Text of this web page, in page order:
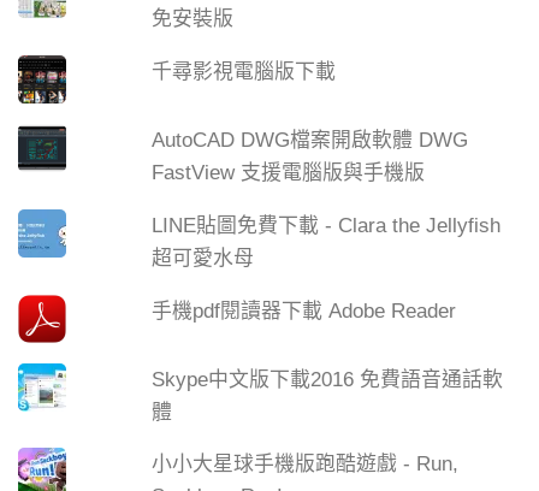
免安裝版
千尋影視電腦版下載
AutoCAD DWG檔案開啟軟體 DWG
FastView 支援電腦版與手機版
LINE貼圖免費下載 - Clara the Jellyfish
超可愛水母
手機pdf閱讀器下載 Adobe Reader
Skype中文版下載2016 免費語音通話軟
體
小小大星球手機版跑酷遊戲 - Run,